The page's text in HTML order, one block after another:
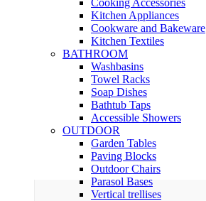
Kitchen Appliances
Cookware and Bakeware
Kitchen Textiles
BATHROOM
Washbasins
Towel Racks
Soap Dishes
Bathtub Taps
Accessible Showers
OUTDOOR
Garden Tables
Paving Blocks
Outdoor Chairs
Parasol Bases
Vertical trellises